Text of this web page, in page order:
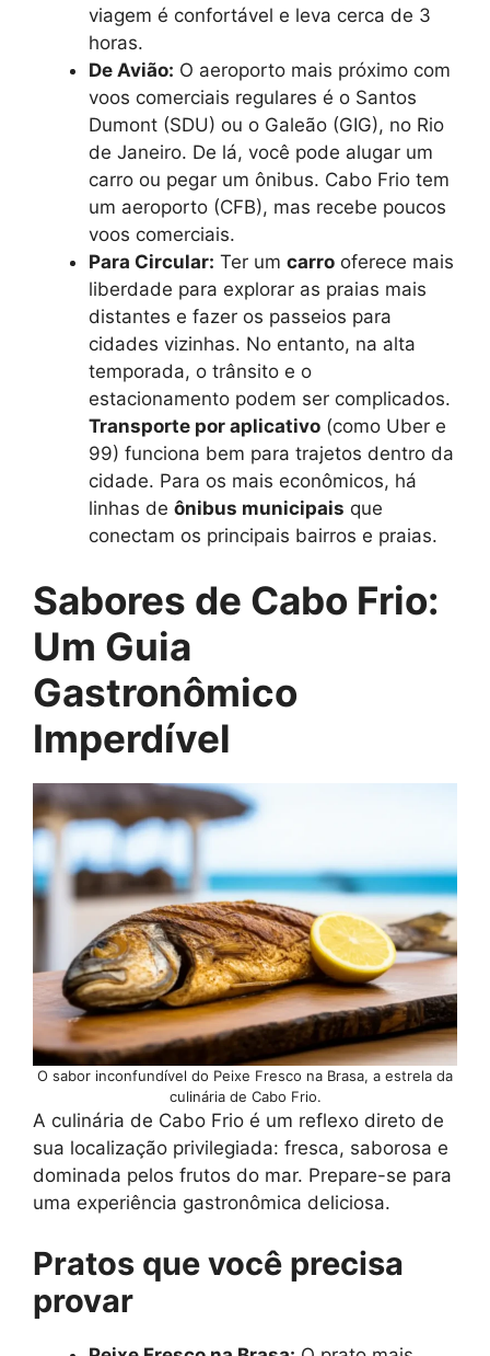
viagem é confortável e leva cerca de 3
horas.
De Avião: O aeroporto mais próximo com
voos comerciais regulares é o Santos
Dumont (SDU) ou o Galeão (GIG), no Rio
de Janeiro. De lá, você pode alugar um
carro ou pegar um ônibus. Cabo Frio tem
um aeroporto (CFB), mas recebe poucos
voos comerciais.
Para Circular: Ter um carro oferece mais
liberdade para explorar as praias mais
distantes e fazer os passeios para
cidades vizinhas. No entanto, na alta
temporada, o trânsito e o
estacionamento podem ser complicados.
Transporte por aplicativo (como Uber e
99) funciona bem para trajetos dentro da
cidade. Para os mais econômicos, há
linhas de ônibus municipais que
conectam os principais bairros e praias.
Sabores de Cabo Frio:
Um Guia
Gastronômico
Imperdível
O sabor inconfundível do Peixe Fresco na Brasa, a estrela da
culinária de Cabo Frio.
A culinária de Cabo Frio é um reflexo direto de
sua localização privilegiada: fresca, saborosa e
dominada pelos frutos do mar. Prepare-se para
uma experiência gastronômica deliciosa.
Pratos que você precisa
provar